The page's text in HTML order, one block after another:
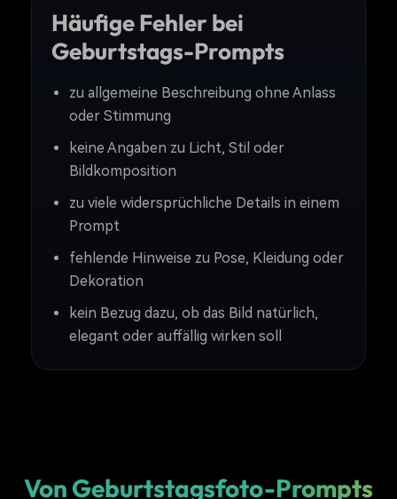
Häufige Fehler bei
Geburtstags-Prompts
zu allgemeine Beschreibung ohne Anlass
oder Stimmung
keine Angaben zu Licht, Stil oder
Bildkomposition
zu viele widersprüchliche Details in einem
Prompt
fehlende Hinweise zu Pose, Kleidung oder
Dekoration
kein Bezug dazu, ob das Bild natürlich,
elegant oder auffällig wirken soll
Von Geburtstagsfoto-Prompts